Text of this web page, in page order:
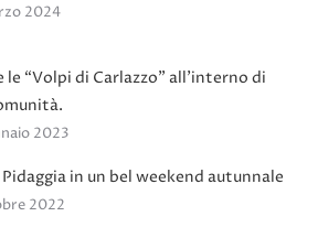
2024
le “Volpi di Carlazzo” all’interno di
2023
in un bel weekend autunnale
2022